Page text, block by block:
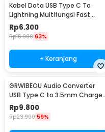
Kabel Data USB Type C To
Lightning Multifungsi Fast
Charging 5V 2A 1M - 1636
Rp6.300
Rp16.900 63%
+ Keranjang
GRWIBEOU Audio Converter
USB Type C to 3.5mm Charger
Port - GR35C
Rp9.800
Rp23.900 59%